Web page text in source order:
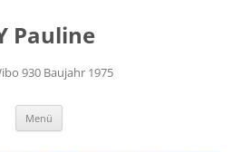
Pauline
930 Baujahr 1975
Menü